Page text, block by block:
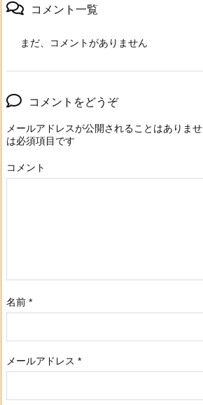
コメント一覧
まだ、コメントがありません
コメントをどうぞ
メールアドレスが公開されることはありませ
は必須項目です
コメント
名前 *
メールアドレス *